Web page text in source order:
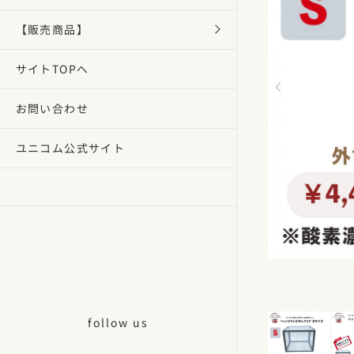
【販売商品】
サイトTOPへ
お問い合わせ
ユニコム公式サイト
follow us